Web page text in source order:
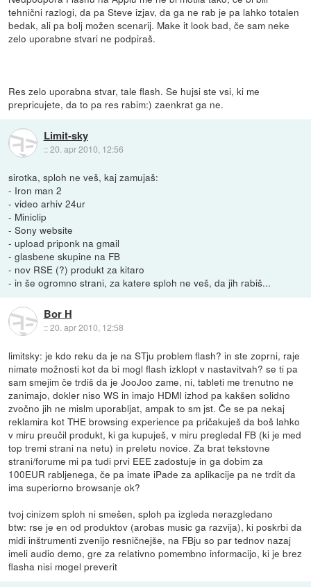
tehnični razlogi, da pa Steve izjav, da ga ne rab je pa lahko totalen
bedak, ali pa bolj možen scenarij. Make it look bad, če sam neke
zelo uporabne stvari ne podpiraš.
Res zelo uporabna stvar, tale flash. Se hujsi ste vsi, ki me
prepricujete, da to pa res rabim:) zaenkrat ga ne.
Limit-sky
::20. apr 2010, 12:56
sirotka, sploh ne veš, kaj zamujaš:
- Iron man 2
- video arhiv 24ur
- Miniclip
- Sony website
- upload priponk na gmail
- glasbene skupine na FB
- nov RSE (?) produkt za kitaro
- in še ogromno strani, za katere sploh ne veš, da jih rabiš...
Bor H
::20. apr 2010, 12:58
limitsky: je kdo reku da je na STju problem flash? in ste zoprni, raje
nimate možnosti kot da bi mogl flash izklopt v nastavitvah? se ti pa
sam smejim če trdiš da je JooJoo zame, ni, tableti me trenutno ne
zanimajo, dokler niso WS in imajo HDMI izhod pa kakšen solidno
zvočno jih ne mislm uporabljat, ampak to sm jst. Če se pa nekaj
reklamira kot THE browsing experience pa pričakuješ da boš lahko
v miru preučil produkt, ki ga kupuješ, v miru pregledal FB (ki je med
top tremi strani na netu) in preletu novice. Za brat tekstovne
strani/forume mi pa tudi prvi EEE zadostuje in ga dobim za
100EUR rabljenega, če pa imate iPade za aplikacije pa ne trdit da
ima superiorno browsanje ok?
tvoj cinizem sploh ni smešen, sploh pa izgleda nerazgledano
btw: rse je en od produktov (arobas music ga razvija), ki poskrbi da
midi inštrumenti zvenijo resničnejše, na FBju so par tednov nazaj
imeli audio demo, gre za relativno pomembno informacijo, ki je brez
flasha nisi mogel preverit